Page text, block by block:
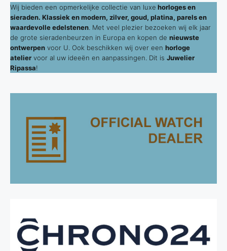
Wij bieden een opmerkelijke collectie van luxe horloges en
sieraden. Klassiek en modern, zilver, goud, platina, parels en
waardevolle edelstenen . Met veel plezier bezoeken wij elk jaar
de grote sieradenbeurzen in Europa en kopen de nieuwste
ontwerpen voor U. Ook beschikken wij over een horloge
atelier voor al uw ideeën en aanpassingen. Dit is Juwelier
Ripassa!